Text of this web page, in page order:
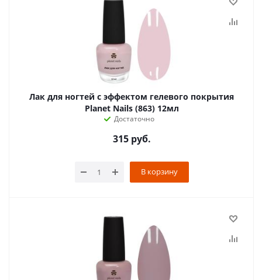
Лак для ногтей с эффектом гелевого покрытия
Planet Nails (863) 12мл
Достаточно
315руб.
В корзину